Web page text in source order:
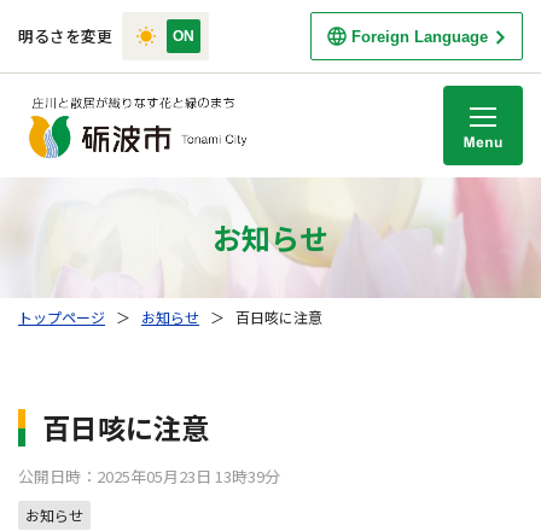
明るさを変更 Foreign Language
お知らせ
トップページ ＞ お知らせ ＞ 百日咳に注意
百日咳に注意
公開日時：2025年05月23日 13時39分
お知らせ